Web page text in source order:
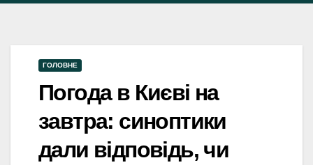
ГОЛОВНЕ
Погода в Києві на
завтра: синоптики
дали відповідь, чи